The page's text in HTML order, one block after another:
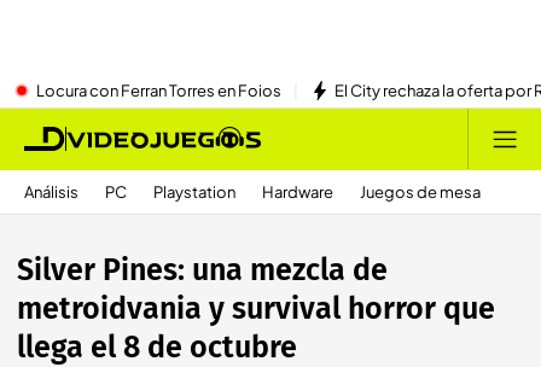
Locura con Ferran Torres en Foios El City rechaza la oferta por
Análisis PC Playstation Hardware Juegos de mesa
Silver Pines: una mezcla de
metroidvania y survival horror que
llega el 8 de octubre